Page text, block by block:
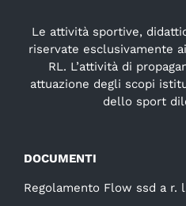
Le attività sportive,
riservate esclusivamente
RL. L’attività di
attuazione degli scopi
dello sport
DOCUMENTI
Regolamento Flow ssd a r.